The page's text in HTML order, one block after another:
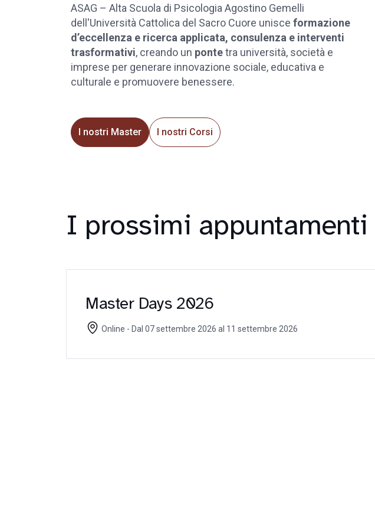
ASAG – Alta Scuola di Psicologia Agostino Gemelli
dell'Università Cattolica del Sacro Cuore unisce formazione
d’eccellenza e ricerca applicata, consulenza e interventi
trasformativi, creando un pontetra università, società e
imprese per generare innovazione sociale, educativa e
culturale e promuovere benessere.
I nostri Master I nostri Corsi
I prossimi appuntamenti
Master Days 2026
Online - Dal 07 settembre 2026 al 11 settembre 2026